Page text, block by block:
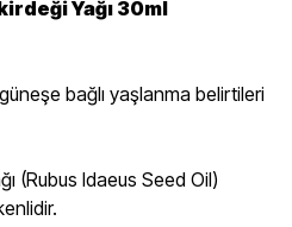
Yağı 30ml
bağlı yaşlanma belirtileri
(Rubus Idaeus Seed Oil)